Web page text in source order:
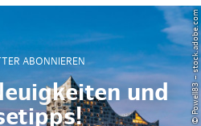
ABONNIEREN
und
© Powell83 – stock.adobe.com